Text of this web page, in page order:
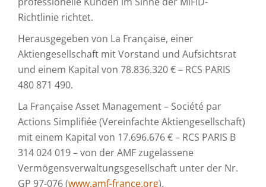
Richtlinie richtet.
Herausgegeben von La Française, einer
Aktiengesellschaft mit Vorstand und Aufsichtsrat
und einem Kapital von 78.836.320 € – RCS PARIS
480 871 490.
La Française Asset Management – Société par
Actions Simplifiée (Vereinfachte Aktiengesellschaft)
mit einem Kapital von 17.696.676 € – RCS PARIS B
314 024 019 – von der AMF zugelassene
Vermögensverwaltungsgesellschaft unter der Nr.
GP 97-076 (www.amf-france.org).